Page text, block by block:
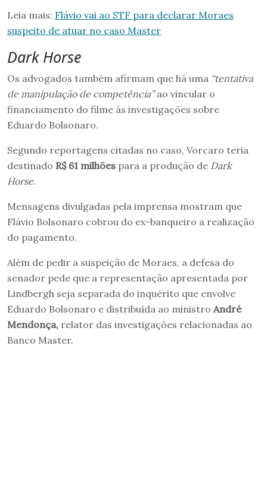
Leia mais: Flávio vai ao STF para declarar Moraes
suspeito de atuar no caso Master
Dark Horse
Os advogados também afirmam que há uma “tentativa
de manipulação de competência”ao vincular o
financiamento do filme às investigações sobre
Eduardo Bolsonaro.
Segundo reportagens citadas no caso, Vorcaro teria
destinado R$ 61 milhões para a produção de Dark
Horse.
Mensagens divulgadas pela imprensa mostram que
Flávio Bolsonaro cobrou do ex-banqueiro a realização
do pagamento.
Além de pedir a suspeição de Moraes, a defesa do
senador pede que a representação apresentada por
Lindbergh seja separada do inquérito que envolve
Eduardo Bolsonaro e distribuída ao ministro André
Mendonça, relator das investigações relacionadas ao
Banco Master.